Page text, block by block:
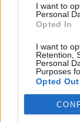
I want to
Personal
Opted In
I want to
Retention,
Personal
Purposes
Opted Out
Acconsento al